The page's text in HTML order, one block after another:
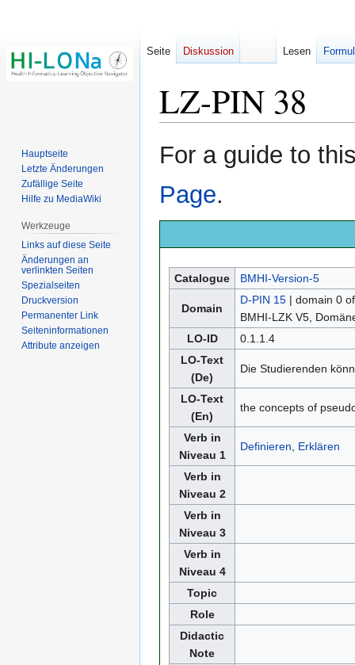
LZ-PIN 38
Zur
Navigation
Zur
Suche
For a guide to
Page.
Catalogue BMHI-Version-5
Domain
D-PIN 15| domain 0 of
BMHI-LZK V5,
LO-ID
0.1.1.4
LO-Text
(De)
Die Studierenden
LO-Text
(En)
the concepts of
Verb in
Niveau 1
Definieren Erklären
Verb in
Niveau 2
Verb in
Niveau 3
Verb in
Niveau 4
Topic
Role
Didactic
Note
Seite Diskussion Lesen
Hauptseite
Letzte Änderungen
Zufällige Seite
Hilfe zu MediaWiki
Werkzeuge
Links auf diese Seite
Änderungen an
verlinkten Seiten
Spezialseiten
Druckversion
Permanenter Link
Seiten­­informationen
Attribute anzeigen